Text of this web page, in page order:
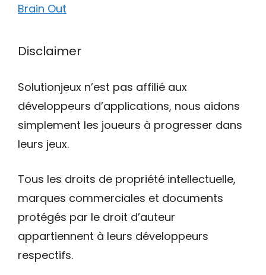
Brain Out
Disclaimer
Solutionjeux n’est pas affilié aux
développeurs d’applications, nous aidons
simplement les joueurs à progresser dans
leurs jeux.
Tous les droits de propriété intellectuelle,
marques commerciales et documents
protégés par le droit d’auteur
appartiennent à leurs développeurs
respectifs.